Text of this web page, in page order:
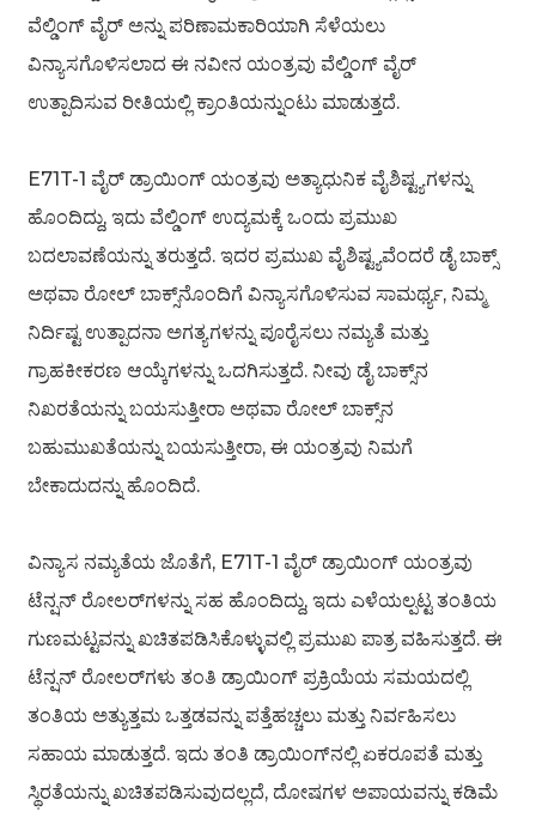
ವೆಲ್ಡಿಂಗ್ ವೈರ್ ಅನ್ನು ಪರಿಣಾಮಕಾರಿಯಾಗಿ ಸೆಳೆಯಲು
ವಿನ್ಯಾಸಗೊಳಿಸಲಾದ ಈ ನವೀನ ಯಂತ್ರವು ವೆಲ್ಡಿಂಗ್ ವೈರ್
ಉತ್ಪಾದಿಸುವ ರೀತಿಯಲ್ಲಿ ಕ್ರಾಂತಿಯನ್ನುಂಟು ಮಾಡುತ್ತದೆ.
E71T-1 ವೈರ್ ಡ್ರಾಯಿಂಗ್ ಯಂತ್ರವು ಅತ್ಯಾಧುನಿಕ ವೈಶಿಷ್ಟ್ಯಗಳನ್ನು
ಹೊಂದಿದ್ದು, ಇದು ವೆಲ್ಡಿಂಗ್ ಉದ್ಯಮಕ್ಕೆ ಒಂದು ಪ್ರಮುಖ
ಬದಲಾವಣೆಯನ್ನು ತರುತ್ತದೆ. ಇದರ ಪ್ರಮುಖ ವೈಶಿಷ್ಟ್ಯವೆಂದರೆ ಡೈ ಬಾಕ್ಸ್
ಅಥವಾ ರೋಲ್ ಬಾಕ್ಸ್‌ನೊಂದಿಗೆ ವಿನ್ಯಾಸಗೊಳಿಸುವ ಸಾಮರ್ಥ್ಯ, ನಿಮ್ಮ
ನಿರ್ದಿಷ್ಟ ಉತ್ಪಾದನಾ ಅಗತ್ಯಗಳನ್ನು ಪೂರೈಸಲು ನಮ್ಯತೆ ಮತ್ತು
ಗ್ರಾಹಕೀಕರಣ ಆಯ್ಕೆಗಳನ್ನು ಒದಗಿಸುತ್ತದೆ. ನೀವು ಡೈ ಬಾಕ್ಸ್‌ನ
ನಿಖರತೆಯನ್ನು ಬಯಸುತ್ತೀರಾ ಅಥವಾ ರೋಲ್ ಬಾಕ್ಸ್‌ನ
ಬಹುಮುಖತೆಯನ್ನು ಬಯಸುತ್ತೀರಾ, ಈ ಯಂತ್ರವು ನಿಮಗೆ
ಬೇಕಾದುದನ್ನು ಹೊಂದಿದೆ.
ವಿನ್ಯಾಸ ನಮ್ಯತೆಯ ಜೊತೆಗೆ, E71T-1 ವೈರ್ ಡ್ರಾಯಿಂಗ್ ಯಂತ್ರವು
ಟೆನ್ಷನ್ ರೋಲರ್‌ಗಳನ್ನು ಸಹ ಹೊಂದಿದ್ದು, ಇದು ಎಳೆಯಲ್ಪಟ್ಟ ತಂತಿಯ
ಗುಣಮಟ್ಟವನ್ನು ಖಚಿತಪಡಿಸಿಕೊಳ್ಳುವಲ್ಲಿ ಪ್ರಮುಖ ಪಾತ್ರ ವಹಿಸುತ್ತದೆ. ಈ
ಟೆನ್ಷನ್ ರೋಲರ್‌ಗಳು ತಂತಿ ಡ್ರಾಯಿಂಗ್ ಪ್ರಕ್ರಿಯೆಯ ಸಮಯದಲ್ಲಿ
ತಂತಿಯ ಅತ್ಯುತ್ತಮ ಒತ್ತಡವನ್ನು ಪತ್ತೆಹಚ್ಚಲು ಮತ್ತು ನಿರ್ವಹಿಸಲು
ಸಹಾಯ ಮಾಡುತ್ತದೆ. ಇದು ತಂತಿ ಡ್ರಾಯಿಂಗ್‌ನಲ್ಲಿ ಏಕರೂಪತೆ ಮತ್ತು
ಸ್ಥಿರತೆಯನ್ನು ಖಚಿತಪಡಿಸುವುದಲ್ಲದೆ, ದೋಷಗಳ ಅಪಾಯವನ್ನು ಕಡಿಮೆ